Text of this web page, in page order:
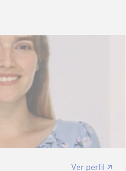
Ver perfil